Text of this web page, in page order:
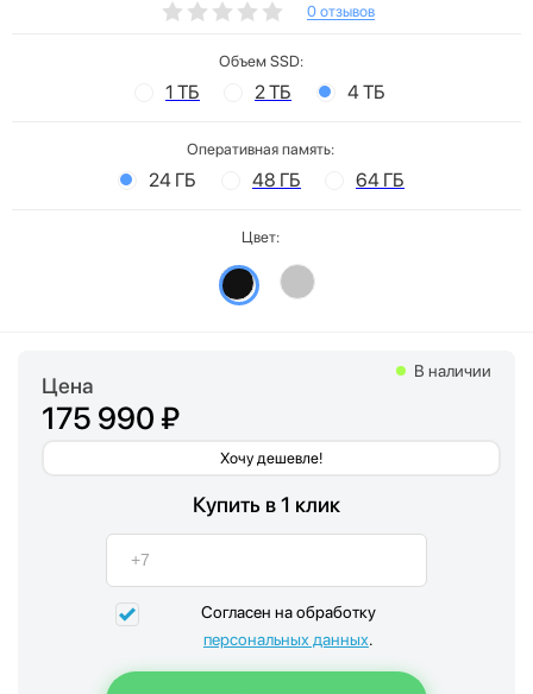
0 отзывов
Объем SSD:
1 ТБ 2 ТБ 4 ТБ
Оперативная память:
24 ГБ 48 ГБ 64 ГБ
Цвет:
Цена
175 990 ₽
Хочу дешевле!
В наличии
Купить в 1 клик
Согласен на обработку
персональных данных.